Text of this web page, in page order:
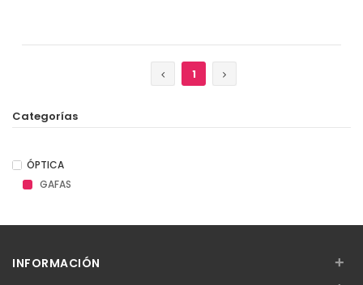
1
Categorías
ÓPTICA
GAFAS
INFORMACIÓN +